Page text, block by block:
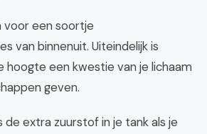
voor een soortje
van binnenuit. Uiteindelijk is
hoogte een kwestie van je lichaam
geven.
de extra zuurstof in je tank als je